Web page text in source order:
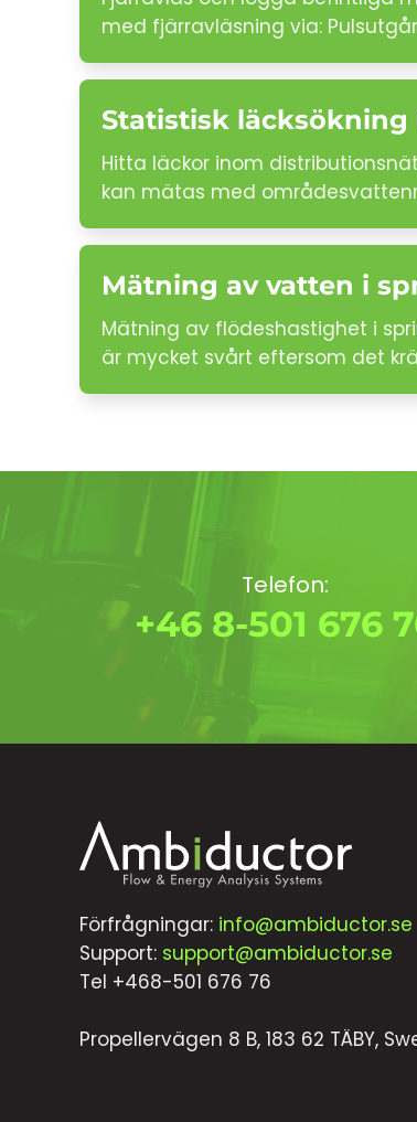
med fjärravläsning via:
Statistisk läcksökning
Hitta läckor inom
kan mätas med
Mätning av vatten i
Mätning av flödeshastighet i
är mycket svårt eftersom det
Telefon:
+46 8-501 676
Förfrågningar: info@ambiductor.se
Support: support@ambiductor.se
Tel +468-501 676 76
Propellervägen 8 B, 183 62 TÄBY,